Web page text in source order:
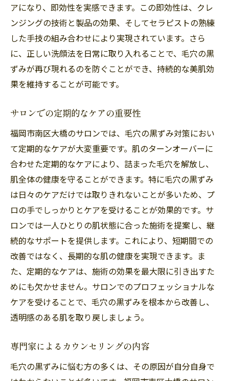
アになり、即効性を実感できます。この即効性は、クレ
ンジングの技術と製品の効果、そしてセラピストの熟練
した手技の組み合わせにより実現されています。さら
に、正しい洗顔法を日常に取り入れることで、毛穴の黒
ずみが再び現れるのを防ぐことができ、持続的な美肌効
果を維持することが可能です。
サロンでの定期的なケアの重要性
福岡市南区大橋のサロンでは、毛穴の黒ずみ対策におい
て定期的なケアが大変重要です。肌のターンオーバーに
合わせた定期的なケアにより、詰まった毛穴を解放し、
肌全体の健康を守ることができます。特に毛穴の黒ずみ
は日々のケアだけでは取りきれないことが多いため、プ
ロの手でしっかりとケアを受けることが効果的です。サ
ロンでは一人ひとりの肌状態に合った施術を提案し、継
続的なサポートを提供します。これにより、短期間での
改善ではなく、長期的な肌の健康を実現できます。ま
た、定期的なケアは、施術の効果を最大限に引き出すた
めにも欠かせません。サロンでのプロフェッショナルな
ケアを受けることで、毛穴の黒ずみを根本から改善し、
透明感のある肌を取り戻しましょう。
専門家によるカウンセリングの内容
毛穴の黒ずみに悩む方の多くは、その原因が自分自身で